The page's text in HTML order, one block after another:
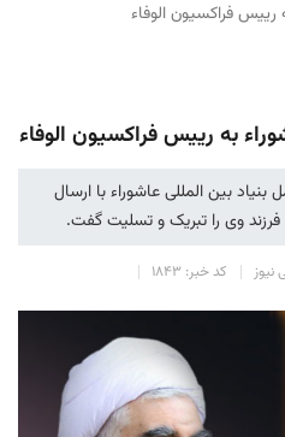
رییس فراکسیون الوفاء
به رییس فراکسیون الوفاء
بین المللی عاشوراء با ارسال
وی را تبریک و تسلیت گفت.
کد خبر: ۱۸۴۳